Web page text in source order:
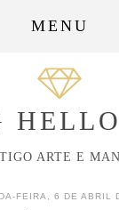
MENU
ARTE E
FEIRA, 6 DE ABRIL